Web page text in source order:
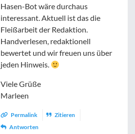
Hasen-Bot wäre durchaus
interessant. Aktuell ist das die
Fleißarbeit der Redaktion.
Handverlesen, redaktionell
bewertet und wir freuen uns über
jeden Hinweis.
Viele Grüße
Marleen
Permalink
Zitieren
Antworten